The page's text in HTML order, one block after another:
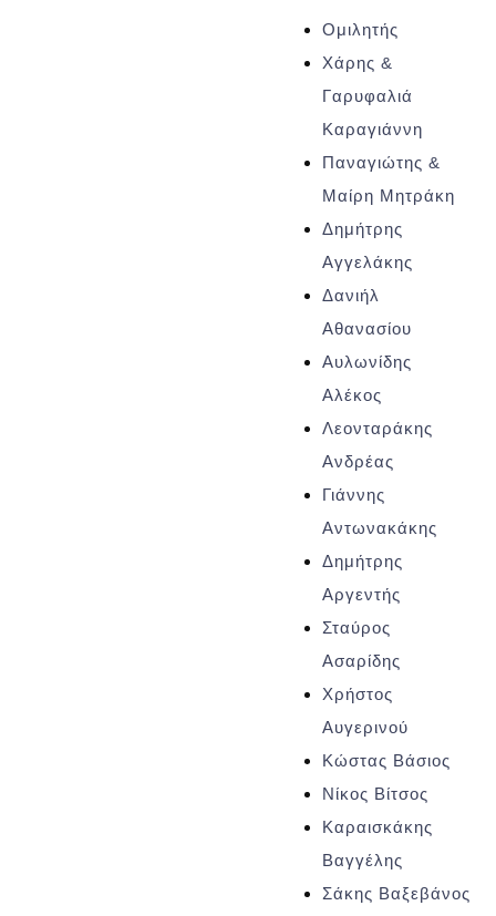
Ομιλητής
Χάρης &
Γαρυφαλιά
Καραγιάννη
Παναγιώτης &
Μαίρη Μητράκη
Δημήτρης
Αγγελάκης
Δανιήλ
Αθανασίου
Αυλωνίδης
Αλέκος
Λεονταράκης
Ανδρέας
Γιάννης
Αντωνακάκης
Δημήτρης
Αργεντής
Σταύρος
Ασαρίδης
Χρήστος
Αυγερινού
Κώστας Βάσιος
Νίκος Βίτσος
Καραισκάκης
Βαγγέλης
Σάκης Βαξεβάνος